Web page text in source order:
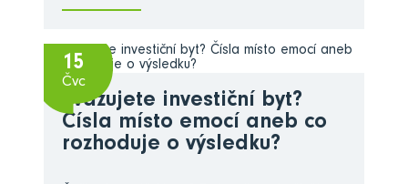
15
Čvc
Zvažujete investiční byt?
Čísla místo emocí aneb co
rozhoduje o výsledku?